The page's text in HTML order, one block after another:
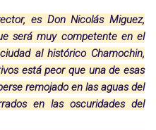
es Don Nicolás Miguez,
será muy competente en el
al histórico Chamochin,
está peor que una de esas
remojado en las aguas del
en las oscuridades del